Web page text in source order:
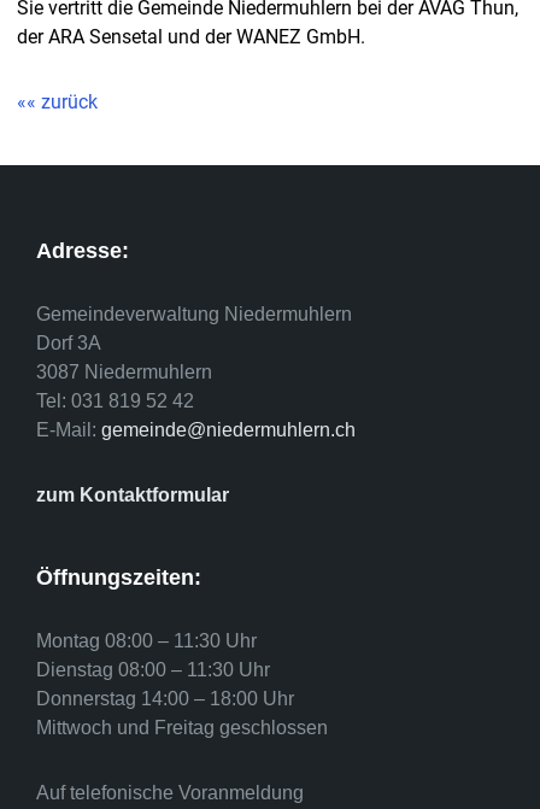
Sie vertritt die Gemeinde Niedermuhlern bei der AVAG Thun,
der ARA Sensetal und der WANEZ GmbH.
«« zurück
Adresse:
Gemeindeverwaltung Niedermuhlern
Dorf 3A
3087 Niedermuhlern
Tel: 031 819 52 42
E-Mail: gemeinde@niedermuhlern.ch
zum Kontaktformular
Öffnungszeiten:
Montag 08:00 – 11:30 Uhr
Dienstag 08:00 – 11:30 Uhr
Donnerstag 14:00 – 18:00 Uhr
Mittwoch und Freitag geschlossen
Auf telefonische Voranmeldung